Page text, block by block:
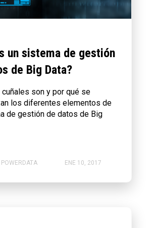
un sistema de gestión
de Big Data?
cuñales son y por qué se
los diferentes elementos de
de gestión de datos de Big
ENE 10, 2017